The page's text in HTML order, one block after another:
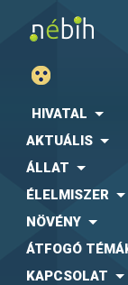
HIVATAL
AKTUÁLIS
ÁLLAT
ÉLELMISZER
NÖVÉNY
ÁTFOGÓ
KAPCSOLAT